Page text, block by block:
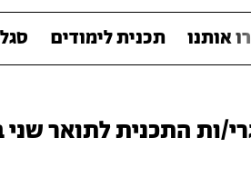
אותנו תכנית לימודים סגל
ותהתכניתלתואר